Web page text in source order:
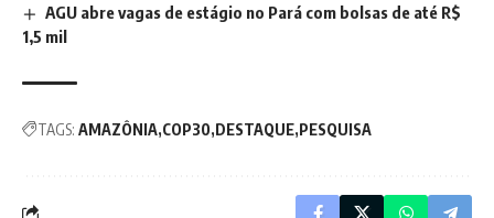
AGU abre vagas de estágio no Pará com bolsas de até R$
1,5 mil
TAGS: AMAZÔNIA COP30 DESTAQUE PESQUISA